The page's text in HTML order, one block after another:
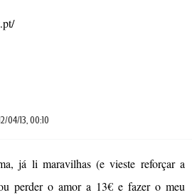
04/13, 00:10
já li maravilhas (e vieste reforçar a
perder o amor a 13€ e fazer o meu